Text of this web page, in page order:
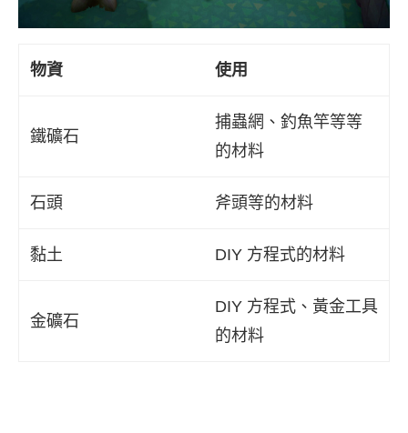
物資 使用
鐵礦石
捕蟲網、釣魚竿等等
的材料
石頭 斧頭等的材料
黏土 DIY 方程式的材料
金礦石
DIY 方程式、黃金工具
的材料